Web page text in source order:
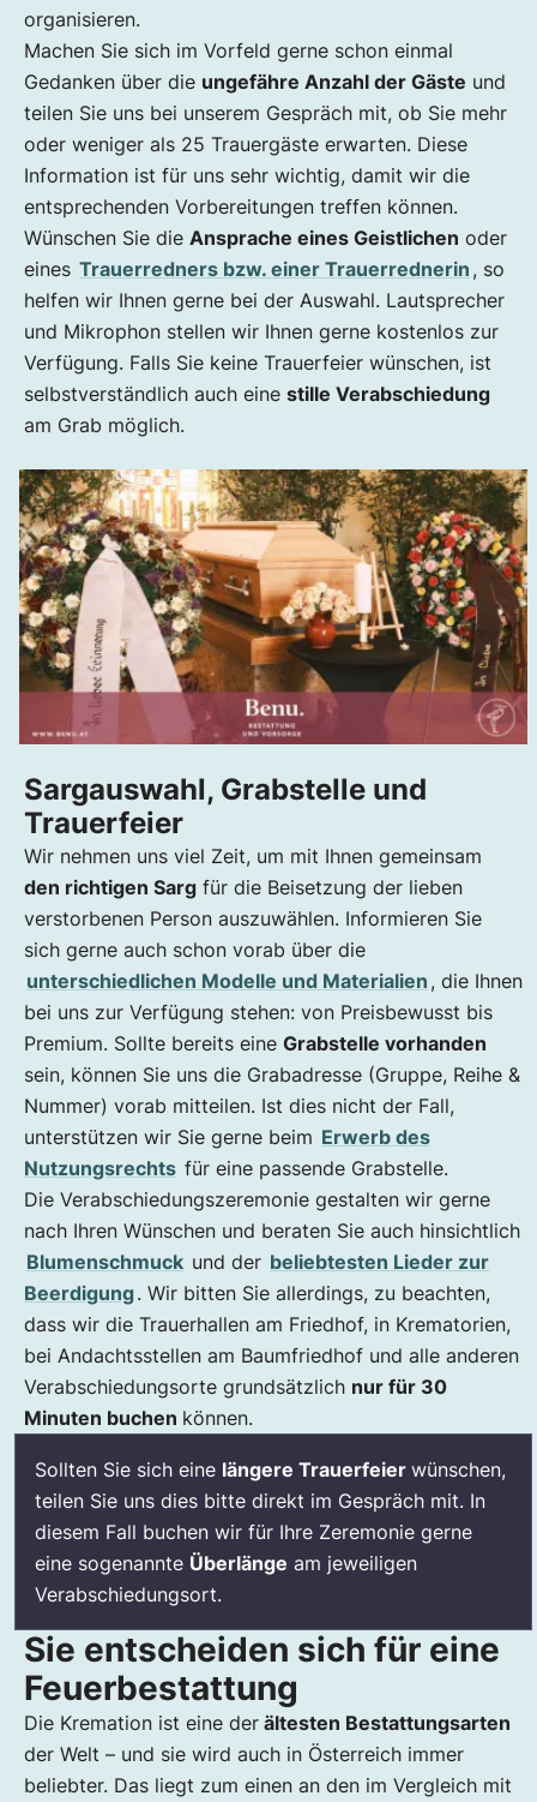
organisieren.
Machen Sie sich im Vorfeld gerne schon einmal
Gedanken über die ungefähre Anzahl der Gäste und
teilen Sie uns bei unserem Gespräch mit, ob Sie mehr
oder weniger als 25 Trauergäste erwarten. Diese
Information ist für uns sehr wichtig, damit wir die
entsprechenden Vorbereitungen treffen können.
Wünschen Sie die Ansprache eines Geistlichen oder
eines Trauerredners bzw. einer Trauerrednerin , so
helfen wir Ihnen gerne bei der Auswahl. Lautsprecher
und Mikrophon stellen wir Ihnen gerne kostenlos zur
Verfügung. Falls Sie keine Trauerfeier wünschen, ist
selbstverständlich auch eine stille Verabschiedung
am Grab möglich.
Sargauswahl, Grabstelle und
Trauerfeier
Wir nehmen uns viel Zeit, um mit Ihnen gemeinsam
den richtigen Sarg für die Beisetzung der lieben
verstorbenen Person auszuwählen. Informieren Sie
sich gerne auch schon vorab über die
unterschiedlichen Modelle und Materialien , die Ihnen
bei uns zur Verfügung stehen: von Preisbewusst bis
Premium. Sollte bereits eine Grabstelle vorhanden
sein, können Sie uns die Grabadresse (Gruppe, Reihe &
Nummer) vorab mitteilen. Ist dies nicht der Fall,
unterstützen wir Sie gerne beim Erwerb des
Nutzungsrechts für eine passende Grabstelle.
Die Verabschiedungszeremonie gestalten wir gerne
nach Ihren Wünschen und beraten Sie auch hinsichtlich
Blumenschmuck und der beliebtesten Lieder zur
Beerdigung. Wir bitten Sie allerdings, zu beachten,
dass wir die Trauerhallen am Friedhof, in Krematorien,
bei Andachtsstellen am Baumfriedhof und alle anderen
Verabschiedungsorte grundsätzlich nur für 30
Minuten buchen können.
Sollten Sie sich eine längere Trauerfeier wünschen,
teilen Sie uns dies bitte direkt im Gespräch mit. In
diesem Fall buchen wir für Ihre Zeremonie gerne
eine sogenannte Überlänge am jeweiligen
Verabschiedungsort.
Sie entscheiden sich für eine
Feuerbestattung
Die Kremation ist eine der ältesten Bestattungsarten
der Welt – und sie wird auch in Österreich immer
beliebter. Das liegt zum einen an den im Vergleich mit